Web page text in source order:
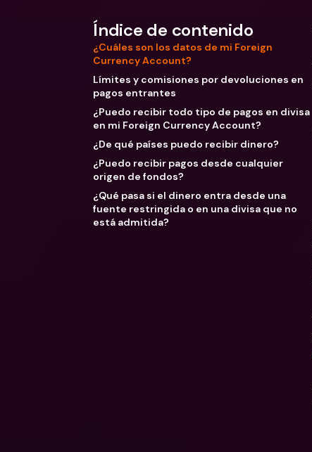
Índice de contenido
¿Cuáles son los datos de mi Foreign
Currency Account?
Límites y comisiones por devoluciones en
pagos entrantes
¿Puedo recibir todo tipo de pagos en divisa
en mi Foreign Currency Account?
¿De qué países puedo recibir dinero?
¿Puedo recibir pagos desde cualquier
origen de fondos?
¿Qué pasa si el dinero entra desde una
fuente restringida o en una divisa que no
está admitida?